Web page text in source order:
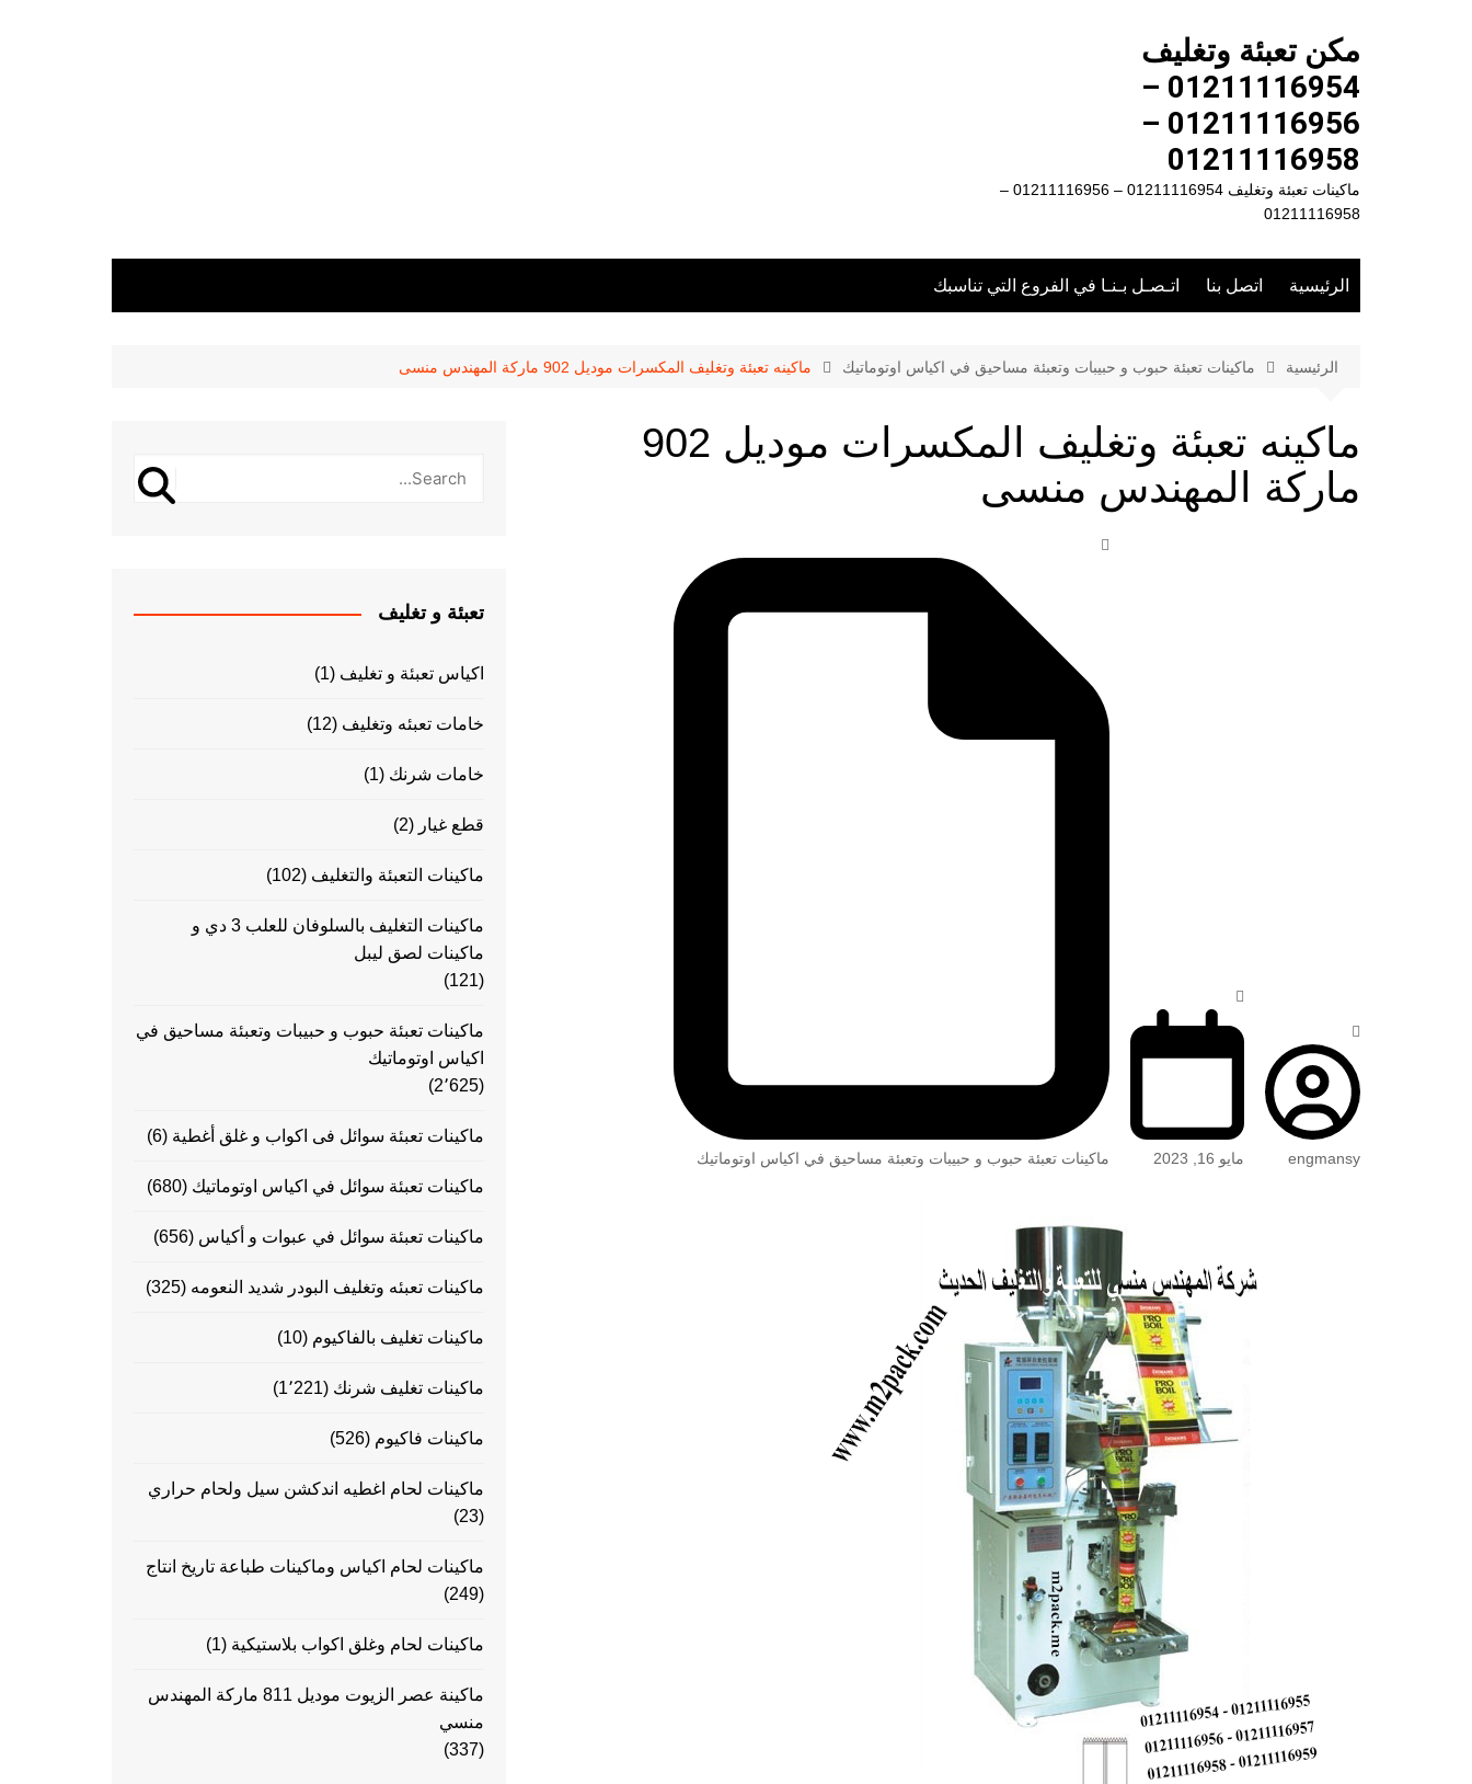
مكن تعبئة وتغليف
01211116954 –
01211116956 –
01211116958
ماكينات تعبئة وتغليف 01211116954 – 01211116956 –
01211116958
الرئيسية اتصل بنا اتـصـل بـنـا في الفروع التي تناسبك
الرئيسية ماكينات تعبئة حبوب و حبيبات وتعبئة مساحيق في اكياس اوتوماتيك ماكينه تعبئة وتغليف المكسرات موديل 902 ماركة المهندس منسى
ماكينه تعبئة وتغليف المكسرات موديل 902
ماركة المهندس منسى
engmansy مايو 16, 2023 ماكينات تعبئة حبوب و حبيبات وتعبئة مساحيق في اكياس اوتوماتيك
تعبئة و تغليف
اكياس تعبئة و تغليف (1)
خامات تعبئه وتغليف (12)
خامات شرنك (1)
قطع غيار (2)
ماكينات التعبئة والتغليف (102)
ماكينات التغليف بالسلوفان للعلب 3 دي و
ماكينات لصق ليبل
(121)
ماكينات تعبئة حبوب و حبيبات وتعبئة مساحيق في
اكياس اوتوماتيك
(2٬625)
ماكينات تعبئة سوائل فى اكواب و غلق أغطية (6)
ماكينات تعبئة سوائل في اكياس اوتوماتيك (680)
ماكينات تعبئة سوائل في عبوات و أكياس (656)
ماكينات تعبئه وتغليف البودر شديد النعومه (325)
ماكينات تغليف بالفاكيوم (10)
ماكينات تغليف شرنك (1٬221)
ماكينات فاكيوم (526)
ماكينات لحام اغطيه اندكشن سيل ولحام حراري
(23)
ماكينات لحام اكياس وماكينات طباعة تاريخ انتاج
(249)
ماكينات لحام وغلق اكواب بلاستيكية (1)
ماكينة عصر الزيوت موديل 811 ماركة المهندس
منسي
(337)